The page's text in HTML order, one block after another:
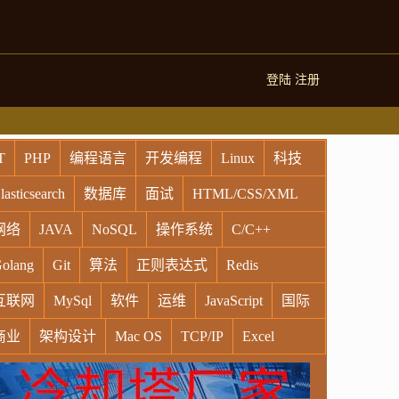
登陆 注册
PHP 编程语言 开发编程 Linux 科技
数据库 面试 HTML/CSS/XML
络 JAVA NoSQL 操作系统 C/C++
Git 算法 正则表达式 Redis
联网 MySql 软件 运维 JavaScript 国际
业 架构设计 Mac OS TCP/IP Excel
Oracle Socket VR Vim